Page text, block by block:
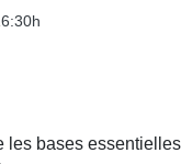
les bases